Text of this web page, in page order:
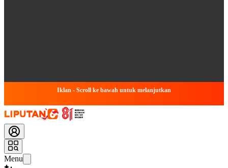
Iklan - Scroll ke bawah untuk melanjutkan
Menu